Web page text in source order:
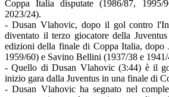
Coppa Italia disputate (1986/87, 1995/
2023/24).
- Dusan Vlahovic, dopo il gol contro
diventato il terzo giocatore della
edizioni della finale di Coppa Italia, dopo
1959/60) e Savino Bellini (1937/38 e
- Quello di Dusan Vlahovic (3:44) è il
inizio gara dalla Juventus in una finale di
- Dusan Vlahovic ha segnato nel